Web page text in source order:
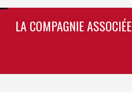
LA COMPAGNIE ASSOCIÉE